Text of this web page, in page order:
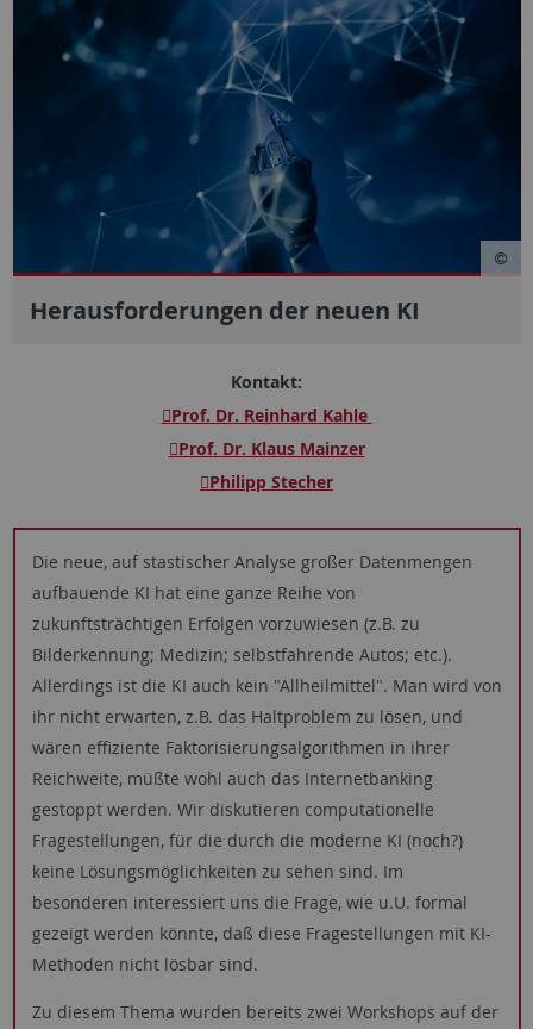
Herausforderungen der neuen KI
Kontakt:
Prof. Dr. Reinhard Kahle
Prof. Dr. Klaus Mainzer
Philipp Stecher
Die neue, auf stastischer Analyse großer Datenmengen
aufbauende KI hat eine ganze Reihe von
zukunftsträchtigen Erfolgen vorzuwiesen (z.B. zu
Bilderkennung; Medizin; selbstfahrende Autos; etc.).
Allerdings ist die KI auch kein "Allheilmittel". Man wird von
ihr nicht erwarten, z.B. das Haltproblem zu lösen, und
wären effiziente Faktorisierungsalgorithmen in ihrer
Reichweite, müßte wohl auch das Internetbanking
gestoppt werden. Wir diskutieren computationelle
Fragestellungen, für die durch die moderne KI (noch?)
keine Lösungsmöglichkeiten zu sehen sind. Im
besonderen interessiert uns die Frage, wie u.U. formal
gezeigt werden könnte, daß diese Fragestellungen mit KI-
Methoden nicht lösbar sind.
Zu diesem Thema wurden bereits zwei Workshops auf der